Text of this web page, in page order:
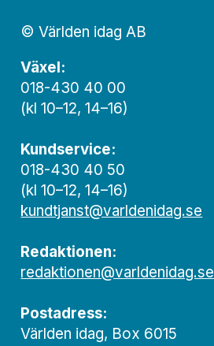
© Världen idag AB
Växel:
018-430 40 00
(kl 10–12, 14–16)
Kundservice:
018-430 40 50
(kl 10–12, 14–16)
kundtjanst@varldenidag.se
Redaktionen:
redaktionen@varldenidag.se
Postadress:
Världen idag, Box 6015